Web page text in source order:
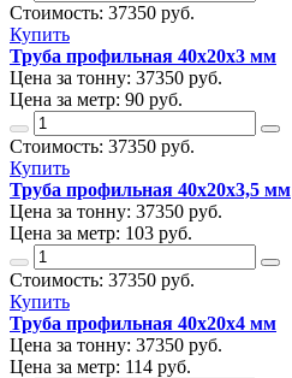
Стоимость: 37350 руб.
Купить
Труба профильная 40х20х3 мм
Цена за тонну: 37350 руб.
Цена за метр: 90 руб.
Стоимость: 37350 руб.
Купить
Труба профильная 40х20х3,5 мм
Цена за тонну: 37350 руб.
Цена за метр: 103 руб.
Стоимость: 37350 руб.
Купить
Труба профильная 40х20х4 мм
Цена за тонну: 37350 руб.
Цена за метр: 114 руб.